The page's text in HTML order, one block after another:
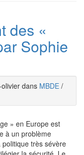
des «
Sophie
dans MBDE /
» en Europe est
à un problème
très sévère